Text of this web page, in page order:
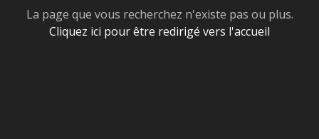
La page que vous recherchez n'existe pas ou plus.
Cliquez ici pour être redirigé vers l'accueil